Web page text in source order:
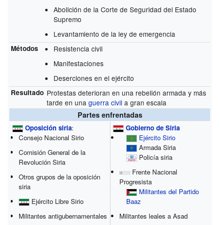
Abolición de la Corte de Seguridad del Estado
Supremo
Levantamiento de la ley de emergencia
Métodos
Resistencia civil
Manifestaciones
Deserciones en el ejército
Resultado Protestas deterioran en una rebelión armada y más
tarde en unaguerra civil a gran escala
Partes enfrentadas
Oposición siria:
Consejo Nacional Sirio
Comisión General de la
Revolución Siria
Otros grupos de la oposición
siria
Ejército Libre Sirio
Militantes antigubernamentales
Gobierno de Siria
Ejército Sirio
Armada Siria
Policía siria
Frente Nacional
Progresista
Militantes del Partido
Baaz
Militantes leales a Asad